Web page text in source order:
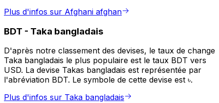
Plus d'infos sur Afghani afghan
BDT - Taka bangladais
D'après notre classement des devises, le taux de change
Taka bangladais le plus populaire est le taux BDT vers
USD. La devise Takas bangladais est représentée par
l'abréviation BDT. Le symbole de cette devise est ৳.
Plus d'infos sur Taka bangladais